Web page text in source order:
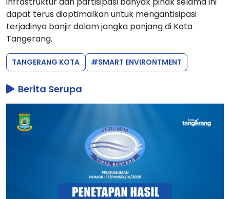
dapat terus dioptimalkan untuk mengantisipasi
terjadinya banjir dalam jangka panjang di Kota
Tangerang.
TANGERANG KOTA #SMART ENVIRONTMENT
Berita Serupa